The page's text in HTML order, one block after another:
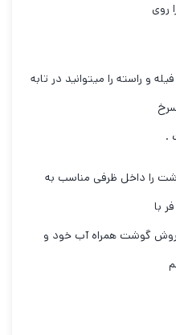
روی
و راسته را میتوانید در تابه
.
را داخل ظرفی مناسب به
با
روش گوشت همراه آب خود و